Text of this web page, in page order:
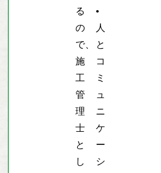
る
の
で、
施
工
管
理
士
と
し
•
人
と
コ
ミ
ュ
ニ
ケ
ー
シ